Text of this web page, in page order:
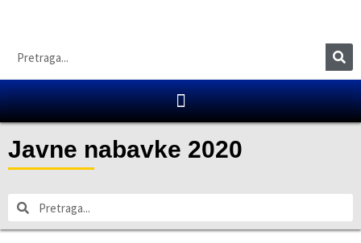
Javne nabavke 2020